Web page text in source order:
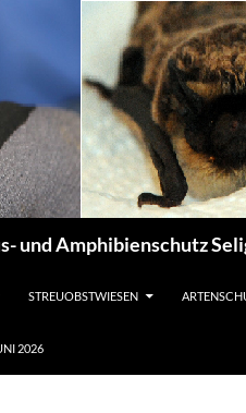
und Amphibienschutz
STREUOBSTWIESEN
2026